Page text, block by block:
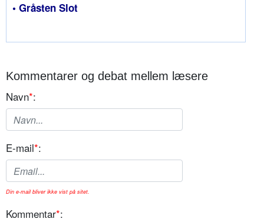
• Gråsten Slot
Kommentarer og debat mellem læsere
Navn*:
E-mail*:
Din e-mail bliver ikke vist på sitet.
Kommentar*: